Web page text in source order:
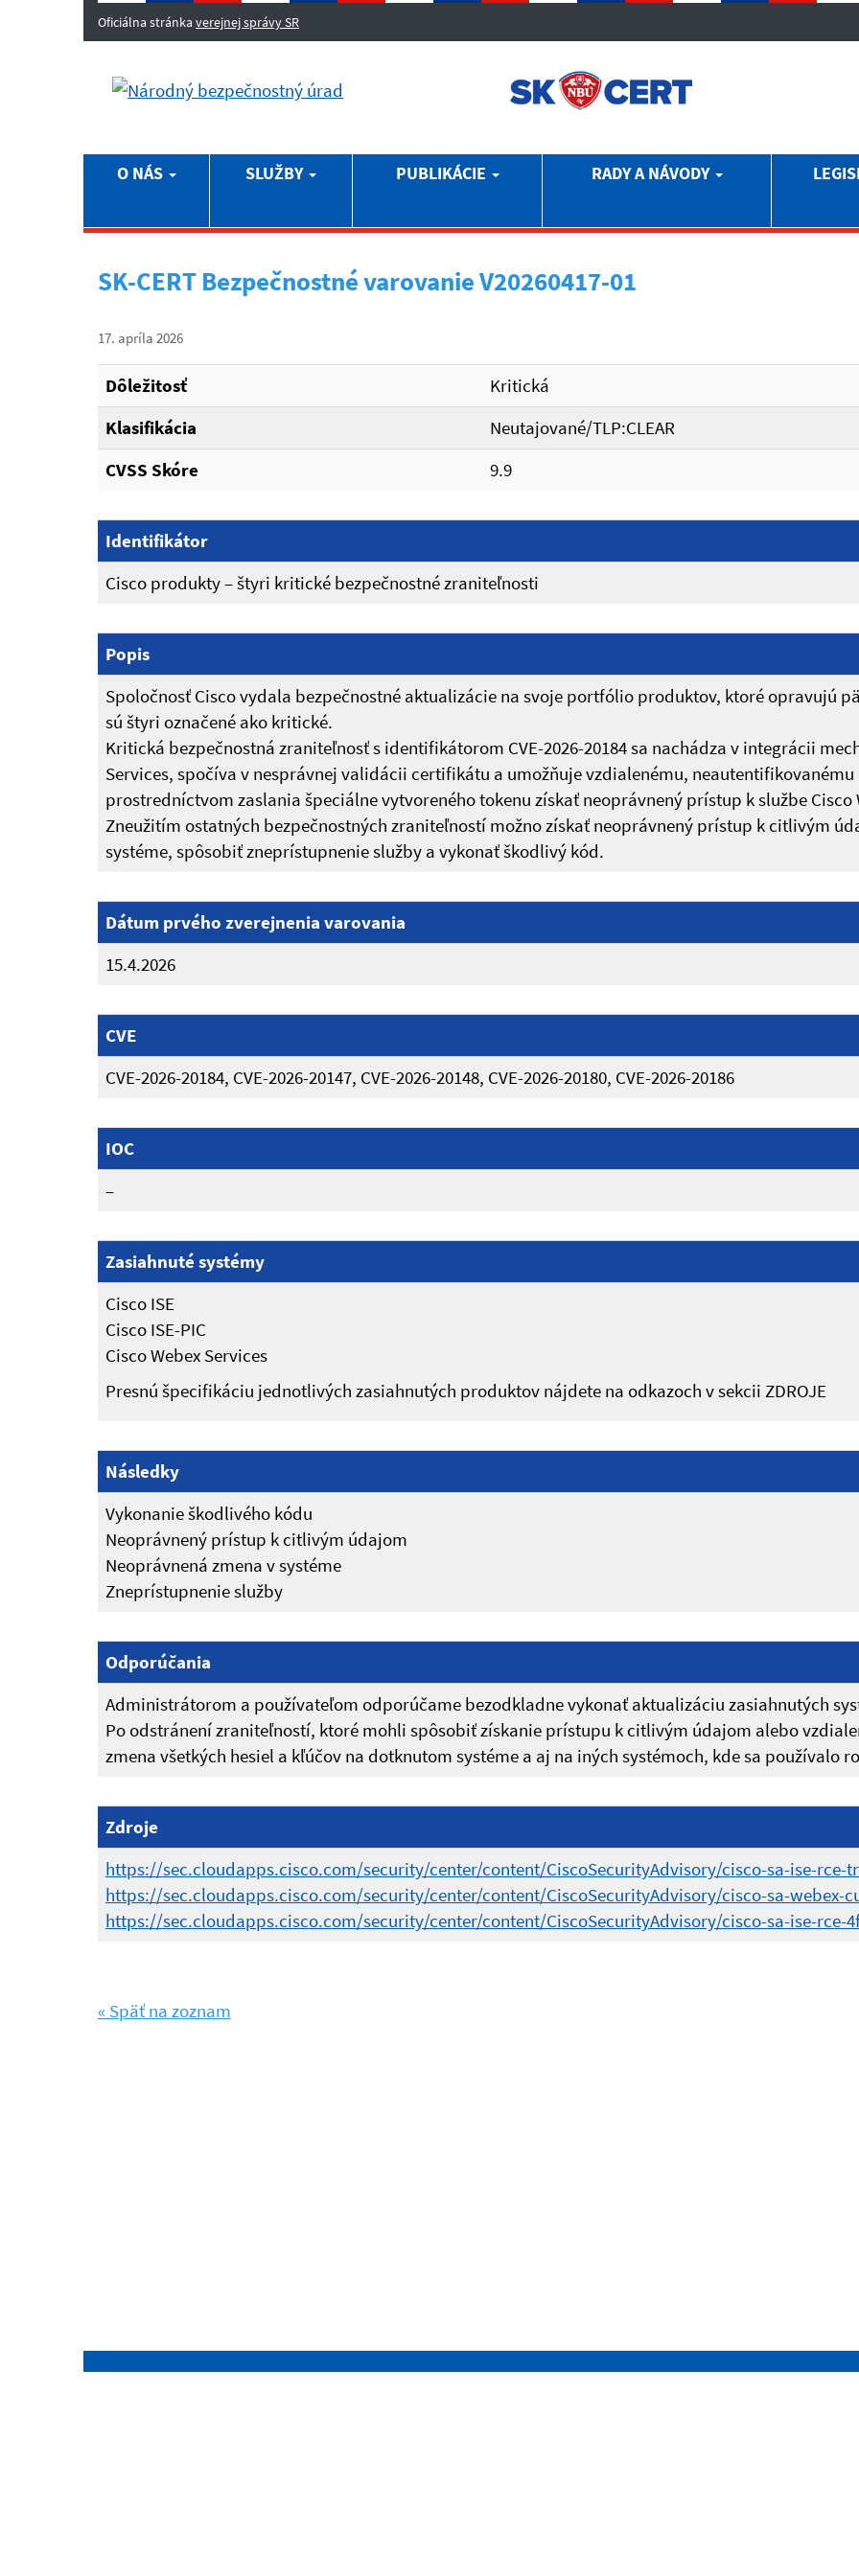
Oficiálna stránka verejnej správy SR
O NÁS SLUŽBY PUBLIKÁCIE RADY A NÁVODY
SK-CERT Bezpečnostné varovanie V20260417-01
17. apríla 2026
Dôležitosť
Kritická
Klasifikácia
Neutajované/TLP:CLEAR
CVSS Skóre
9.9
Identifikátor
Cisco produkty – štyri kritické bezpečnostné zraniteľnosti
Popis
Spoločnosť Cisco vydala bezpečnostné aktualizácie na svoje portfólio produktov, ktoré opravujú
sú štyri označené ako kritické.
Kritická bezpečnostná zraniteľnosť s identifikátorom CVE-2026-20184 sa nachádza v integrácii
Services, spočíva v nesprávnej validácii certifikátu a umožňuje vzdialenému,
prostredníctvom zaslania špeciálne vytvoreného tokenu získať neoprávnený prístup k službe Cisco
Zneužitím ostatných bezpečnostných zraniteľností možno získať neoprávnený prístup k citlivým
systéme, spôsobiť zneprístupnenie služby a vykonať škodlivý kód.
Dátum prvého zverejnenia varovania
15.4.2026
CVE
CVE-2026-20184, CVE-2026-20147, CVE-2026-20148, CVE-2026-20180, CVE-2026-20186
IOC
–
Zasiahnuté systémy
Cisco ISE
Cisco ISE-PIC
Cisco Webex Services
Presnú špecifikáciu jednotlivých zasiahnutých produktov nájdete na odkazoch v sekcii ZDROJE
Následky
Vykonanie škodlivého kódu
Neoprávnený prístup k citlivým údajom
Neoprávnená zmena v systéme
Zneprístupnenie služby
Odporúčania
Administrátorom a používateľom odporúčame bezodkladne vykonať aktualizáciu zasiahnutých
Po odstránení zraniteľností, ktoré mohli spôsobiť získanie prístupu k citlivým údajom alebo
zmena všetkých hesiel a kľúčov na dotknutom systéme a aj na iných systémoch, kde sa používalo
Zdroje
https://sec.cloudapps.cisco.com/security/center/content/CiscoSecurityAdvisory/cisco-sa-ise-rce-
https://sec.cloudapps.cisco.com/security/center/content/CiscoSecurityAdvisory/cisco-sa-webex-
https://sec.cloudapps.cisco.com/security/center/content/CiscoSecurityAdvisory/cisco-sa-ise-rce-
« Späť na zoznam